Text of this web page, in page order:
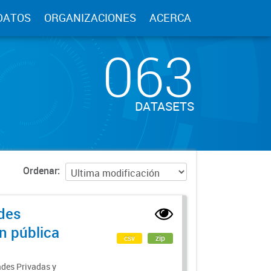
ORGANIZACIONES ACERCA
063
DATASETS
Ordenar
pública
Privadas y
csv zip